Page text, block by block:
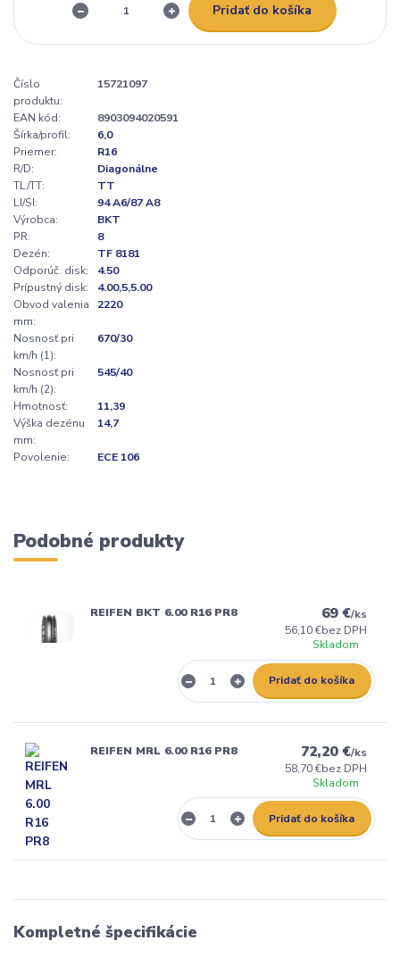
Pridať do košíka
Číslo
produktu:
15721097
EAN kód:
8903094020591
Šírka/profil:
6,0
Priemer:
R16
R/D:
Diagonálne
TL/TT:
TT
LI/SI:
94 A6/87 A8
Výrobca:
BKT
PR:
8
Dezén:
TF 8181
Odporúč. disk:
4.50
Prípustný disk:
4.00,5,5.00
Obvod valenia
mm:
2220
Nosnosť pri
km/h (1):
670/30
Nosnosť pri
km/h (2):
545/40
Hmotnosť:
11,39
Výška dezénu
mm:
14,7
Povolenie: ECE 106
Podobné produkty
REIFEN BKT 6.00 R16 PR8 69 €/ks
56,10 €bez DPH
Skladom
Pridať do košíka
REIFEN MRL 6.00 R16 PR8 72,20 €/ks
58,70 €bez DPH
Skladom
Pridať do košíka
Kompletné špecifikácie